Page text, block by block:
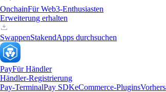
OnchainFür Web3-Enthusiasten
Erweiterung erhalten
SwappenStakendApps durchsuchen
PayFür Händler
Händler-Registrierung
Pay-TerminalPay SDKeCommerce-Plugins